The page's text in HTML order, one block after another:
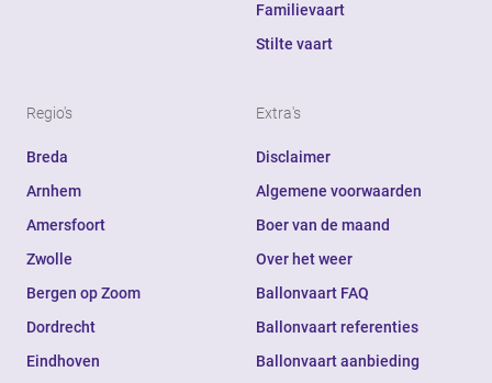
Familievaart
Stilte vaart
Regio's
Breda
Arnhem
Amersfoort
Zwolle
Bergen op Zoom
Dordrecht
Eindhoven
Extra's
Disclaimer
Algemene voorwaarden
Boer van de maand
Over het weer
Ballonvaart FAQ
Ballonvaart referenties
Ballonvaart aanbieding